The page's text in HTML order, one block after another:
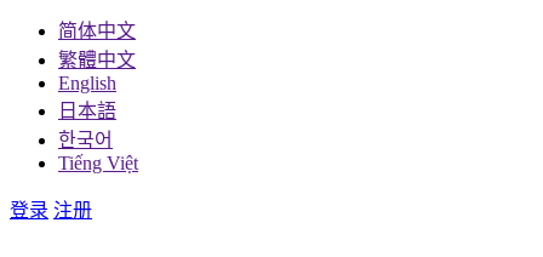
简体中文
繁體中文
English
日本語
한국어
Tiếng Việt
登录 注册